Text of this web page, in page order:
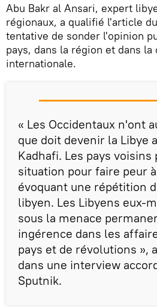
Abu Bakr al Ansari, expert
régionaux, a qualifié l'article du
tentative de sonder l'opinion
pays, dans la région et dans la
internationale.
« Les Occidentaux n'ont
que doit devenir la Libye
Kadhafi. Les pays
situation pour faire peur
évoquant une répétition
libyen. Les Libyens eux-
sous la menace
ingérence dans les
pays et de révolutions »,
dans une interview
Sputnik.